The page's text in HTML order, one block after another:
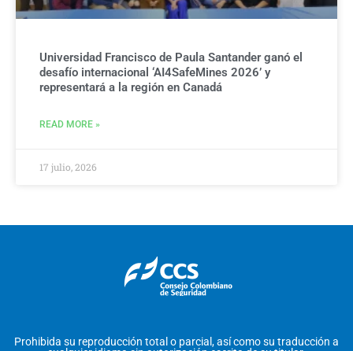
Universidad Francisco de Paula Santander ganó el
desafío internacional ‘AI4SafeMines 2026’ y
representará a la región en Canadá
READ MORE »
17 julio, 2026
Prohibida su reproducción total o parcial, así como su traducción a